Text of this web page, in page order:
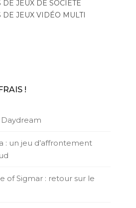
DE JEUX DE SOCIÉTÉ
DE JEUX VIDÉO MULTI
!
Daydream
: un jeu d’affrontement
of Sigmar : retour sur le